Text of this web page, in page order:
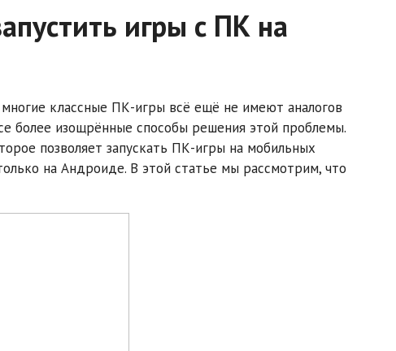
игры с ПК на
классные ПК-игры всё ещё не имеют аналогов
более изощрённые способы решения этой проблемы.
позволяет запускать ПК-игры на мобильных
на Андроиде. В этой статье мы рассмотрим, что